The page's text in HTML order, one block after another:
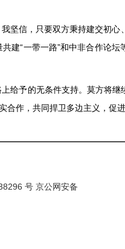
坚信，只要双方秉持建交初心
建“一带一路”和中非合作论坛
给予的无条件支持。莫方将
作，共同捍卫多边主义，促进
号 京公网安备